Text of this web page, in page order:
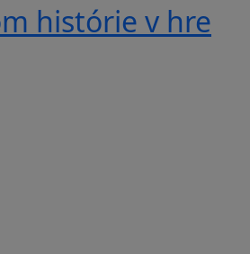
histórie v hre